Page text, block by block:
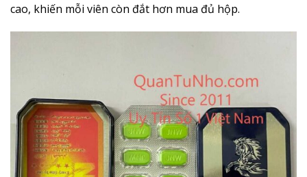
cao, khiến mỗi viên còn đắt hơn mua đủ hộp.